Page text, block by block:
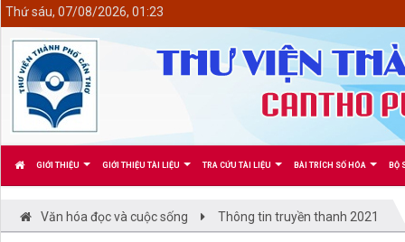
GIỚI THIỆU GIỚI THIỆU TÀI LIỆU TRA CỨU TÀI LIỆU BÀI TRÍCH SỐ HÓA BỘ
Thứ sáu, 07/08/2026, 01:23
Văn hóa đọc và cuộc sống Thông tin truyền thanh 2021
<